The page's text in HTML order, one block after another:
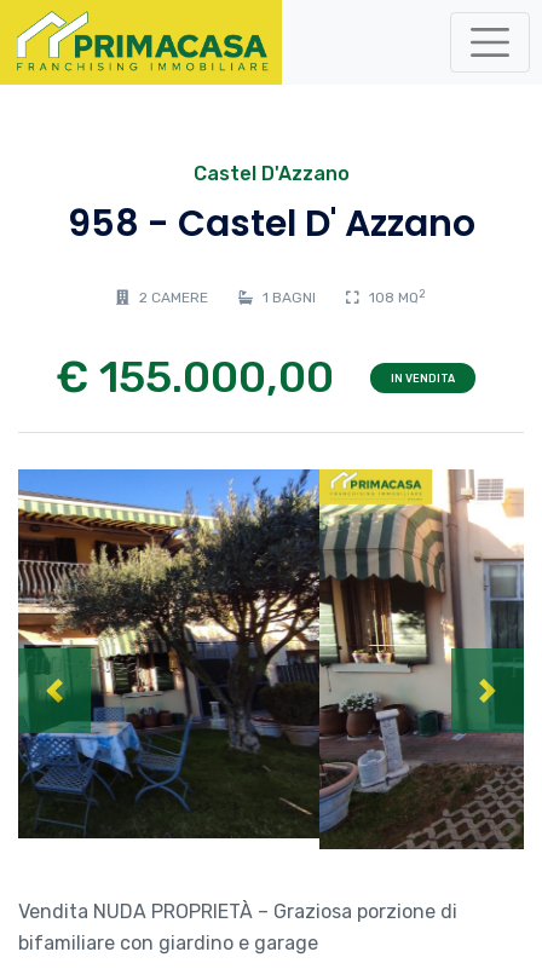
Castel D'Azzano
958 - Castel D' Azzano
2 CAMERE 1 BAGNI 108 MQ 2
€ 155.000,00 IN VENDITA
Previous Next
Vendita NUDA PROPRIETÀ – Graziosa porzione di
bifamiliare con giardino e garage